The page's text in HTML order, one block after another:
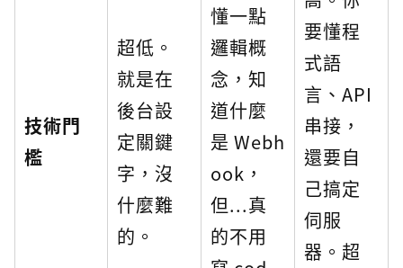
技術門
檻
超低。
就是在
後台設
定關鍵
字，沒
什麼難
的。
懂一點
邏輯概
念，知
道什麼
是 Webh
ook，
但...真
的不用
要懂程
式語
言、API
串接，
還要自
己搞定
伺服
器。超